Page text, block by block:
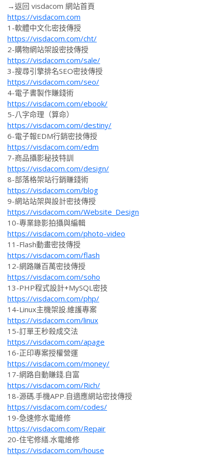
→返回 visdacom 網站首頁
https://visdacom.com
1-軟體中文化密技傳授
https://visdacom.com/cht/
2-購物網站架設密技傳授
https://visdacom.com/sale/
3-搜尋引擎排名SEO密技傳授
https://visdacom.com/seo/
4-電子書製作賺錢術
https://visdacom.com/ebook/
5-八字命理（算命）
https://visdacom.com/destiny/
6-電子報EDM行銷密技傳授
https://visdacom.com/edm
7-商品攝影秘技特訓
https://visdacom.com/design/
8-部落格架站行銷賺錢術
https://visdacom.com/blog
9-網站站架與設計密技傳授
https://visdacom.com/Website_Design
10-專業錄影拍攝與編輯
https://visdacom.com/photo-video
11-Flash動畫密技傳授
https://visdacom.com/flash
12-網路賺百萬密技傳授
https://visdacom.com/soho
13-PHP程式設計+MySQL密技
https://visdacom.com/php/
14-Linux主機架設.維護專案
https://visdacom.com/linux
15-訂單王秒殺成交法
https://visdacom.com/apage
16-正印專案授權營運
https://visdacom.com/money/
17-網路自動賺錢.自富
https://visdacom.com/Rich/
18-源碼.手機APP.自適應網站密技傳授
https://visdacom.com/codes/
19-急速修水電維修
https://visdacom.com/Repair
20-住宅修繕.水電維修
https://visdacom.com/house